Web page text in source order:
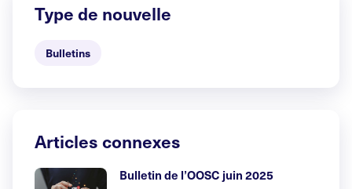
Type de nouvelle
Bulletins
Articles connexes
Bulletin de l’OOSC juin 2025